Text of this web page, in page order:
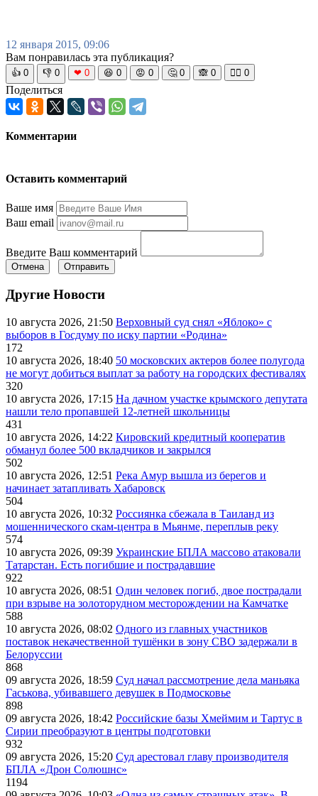
12 января 2015, 09:06
Вам понравилась эта публикация?
👍 0 👎 0 ❤ 0 😆 0 😡 0 🤔 0 🙈 0 🧘‍♀️ 0
Поделиться
Комментарии
Оставить комментарий
Ваше имя
Ваш email
Введите Ваш комментарий
Отмена Отправить
Другие Новости
10 августа 2026, 21:50 Верховный суд снял «Яблоко» с
выборов в Госдуму по иску партии «Родина»
172
10 августа 2026, 18:40 50 московских актеров более полугода
не могут добиться выплат за работу на городских фестивалях
320
10 августа 2026, 17:15 На дачном участке крымского депутата
нашли тело пропавшей 12-летней школьницы
431
10 августа 2026, 14:22 Кировский кредитный кооператив
обманул более 500 вкладчиков и закрылся
502
10 августа 2026, 12:51 Река Амур вышла из берегов и
начинает затапливать Хабаровск
504
10 августа 2026, 10:32 Россиянка сбежала в Таиланд из
мошеннического скам-центра в Мьянме, переплыв реку
574
10 августа 2026, 09:39 Украинские БПЛА массово атаковали
Татарстан. Есть погибшие и пострадавшие
922
10 августа 2026, 08:51 Один человек погиб, двое пострадали
при взрыве на золоторудном месторождении на Камчатке
588
10 августа 2026, 08:02 Одного из главных участников
поставок некачественной тушёнки в зону СВО задержали в
Белоруссии
868
09 августа 2026, 18:59 Суд начал рассмотрение дела маньяка
Гаськова, убивавшего девушек в Подмосковье
898
09 августа 2026, 18:42 Российские базы Хмеймим и Тартус в
Сирии преобразуют в центры подготовки
932
09 августа 2026, 15:20 Суд арестовал главу производителя
БПЛА «Дрон Солюшнс»
1194